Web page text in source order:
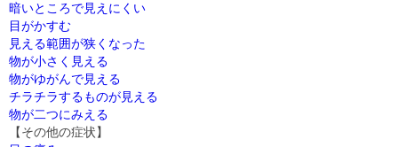
暗いところで見えにくい
目がかすむ
見える範囲が狭くなった
物が小さく見える
物がゆがんで見える
チラチラするものが見える
物が二つにみえる
【その他の症状】